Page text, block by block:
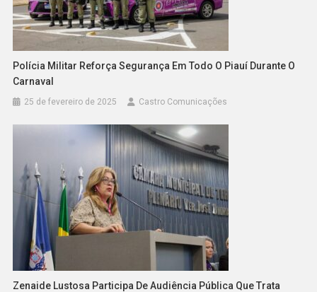
Polícia Militar Reforça Segurança Em Todo O Piauí Durante O
Carnaval
25 de fevereiro de 2025 Castro Comunicações
Zenaide Lustosa Participa De Audiência Pública Que Trata